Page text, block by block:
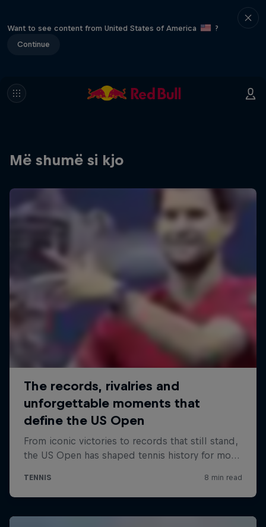
Want to see content from United States of America
?
Continue
Më shumë si kjo